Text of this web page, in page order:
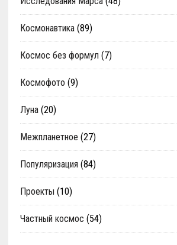
Космонавтика(89)
Космос без формул (7)
Космофото (9)
Луна(20)
Межпланетное (27)
Популяризация (84)
Проекты (10)
Частный космос (54)